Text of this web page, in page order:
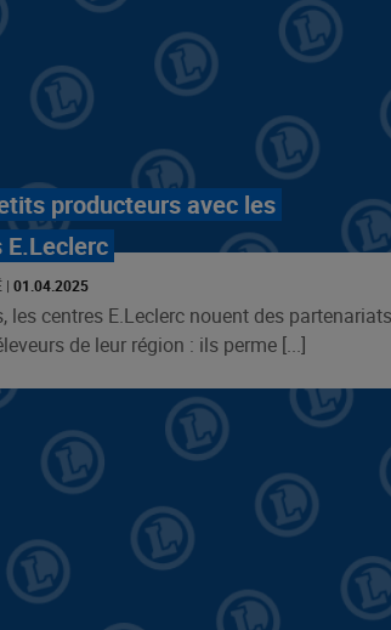
producteurs avec les
| 01.04.2025
les centres E.Leclerc nouent des
de leur région : ils perme [...]